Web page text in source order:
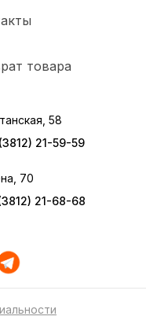
товара
58
21-59-59
70
21-68-68